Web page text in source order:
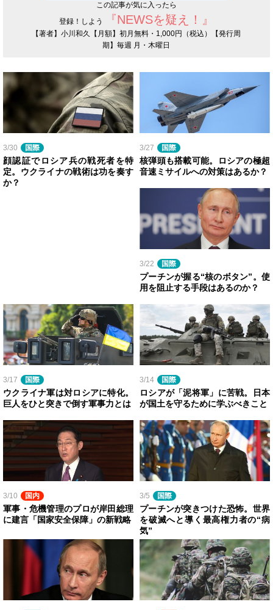
この記事が気に入ったら
登録！しよう
『NEWSを疑え！』
【著者】小川和久【月額】初月無料・1,000円（税込）【発行周
期】毎週 月・木曜日
3/30 国際
顔認証でロシア兵の戦死者を特
定。ウクライナの戦術は功を奏す
か？
3/27 国際
核弾頭も搭載可能。ロシアの極超
音速ミサイルへの対策はあるか？
3/22 国際
プーチンが握る“核のボタン”。使
用を阻止する手段はあるのか？
3/17 国際
ウクライナ軍は対ロシアに特化。
巨人をひと突きで倒す軍事力とは
3/14 国際
ロシアが「泥将軍」に苦戦。日本
が国土を守るために学ぶべきこと
3/10 国内
軍事・危機管理のプロが岸田総理
に建言「国家安全保障」の新戦略
3/5 国際
プーチンが突きつけた恐怖。世界
を破滅へと導く最高権力者の“病
気”